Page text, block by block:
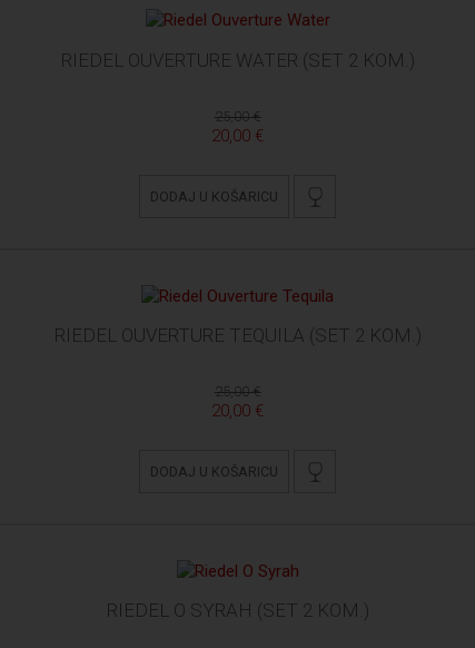
RIEDEL OUVERTURE WATER (SET 2 KOM.)
25,00 €
20,00 €
DODAJ U KOŠARICU
RIEDEL OUVERTURE TEQUILA (SET 2 KOM.)
25,00 €
20,00 €
DODAJ U KOŠARICU
RIEDEL O SYRAH (SET 2 KOM.)